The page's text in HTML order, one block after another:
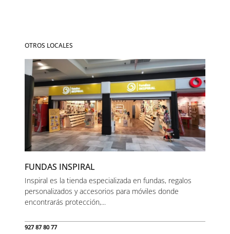
OTROS LOCALES
FUNDAS INSPIRAL
Inspiral es la tienda especializada en fundas, regalos
personalizados y accesorios para móviles donde
encontrarás protección,...
927 87 80 77